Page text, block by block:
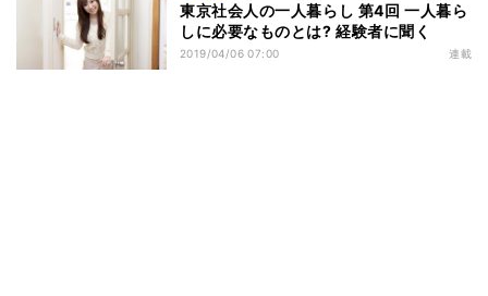
東京社会人の一人暮らし 第4回 一人暮ら
しに必要なものとは? 経験者に聞く
2019/04/06 07:00 連載